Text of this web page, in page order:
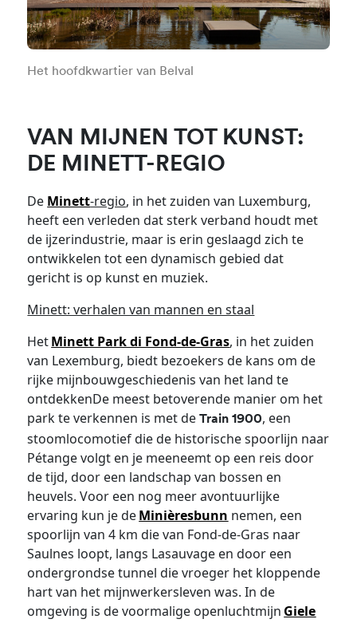
Het hoofdkwartier van Belval
VAN MIJNEN TOT KUNST:
DE MINETT-REGIO
De Minett-regio, in het zuiden van Luxemburg,
heeft een verleden dat sterk verband houdt met
de ijzerindustrie, maar is erin geslaagd zich te
ontwikkelen tot een dynamisch gebied dat
gericht is op kunst en muziek.
Minett: verhalen van mannen en staal
HetMinett Park di Fond-de-Gras, in het zuiden
van Lexemburg, biedt bezoekers de kans om de
rijke mijnbouwgeschiedenis van het land te
ontdekkenDe meest betoverende manier om het
park te verkennen is met deTrain 1900, een
stoomlocomotief die de historische spoorlijn naar
Pétange volgt en je meeneemt op een reis door
de tijd, door een landschap van bossen en
heuvels. Voor een nog meer avontuurlijke
ervaring kun je deMinièresbunn nemen, een
spoorlijn van 4 km die van Fond-de-Gras naar
Saulnes loopt, langs Lasauvage en door een
ondergrondse tunnel die vroeger het kloppende
hart van het mijnwerkersleven was. In de
omgeving is de voormalige openluchtmijn Giele